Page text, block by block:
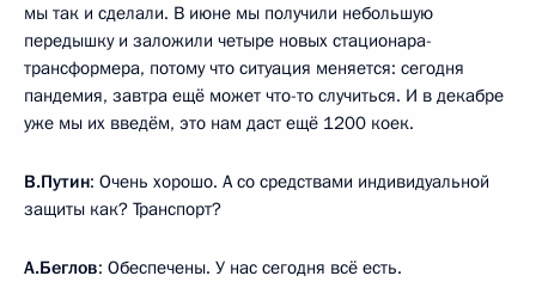
мы так и сделали. В июне мы получили небольшую
передышку и заложили четыре новых стационара-
трансформера, потому что ситуация меняется: сегодня
пандемия, завтра ещё может что-то случиться. И в декабре
уже мы их введём, это нам даст ещё 1200 коек.
В.Путин: Очень хорошо. А со средствами индивидуальной
защиты как? Транспорт?
А.Беглов: Обеспечены. У нас сегодня всё есть.